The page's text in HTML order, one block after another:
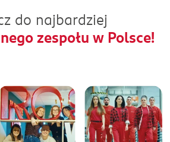
do najbardziej
zespołu w Polsce!